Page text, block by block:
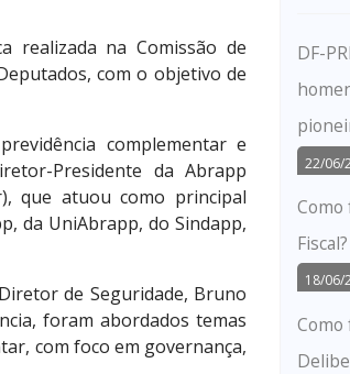
realizada na Comissão de
com o objetivo de
complementar e
Presidente da Abrapp
que atuou como principal
da UniAbrapp, do Sindapp,
de Seguridade, Bruno
foram abordados temas
com foco em governança,
DF-
22/06/
Como
Fiscal?
18/06/
Como